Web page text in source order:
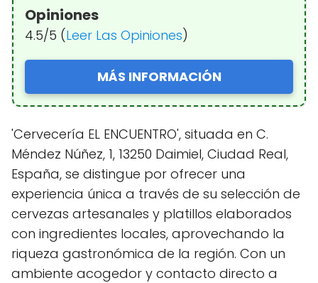
Opiniones
4.5/5 (Leer Las Opiniones)
MÁS INFORMACIÓN
'Cervecería EL ENCUENTRO', situada en C.
Méndez Núñez, 1, 13250 Daimiel, Ciudad Real,
España, se distingue por ofrecer una
experiencia única a través de su selección de
cervezas artesanales y platillos elaborados
con ingredientes locales, aprovechando la
riqueza gastronómica de la región. Con un
ambiente acogedor y contacto directo a